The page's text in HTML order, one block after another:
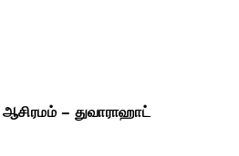
– துவாராஹாட்